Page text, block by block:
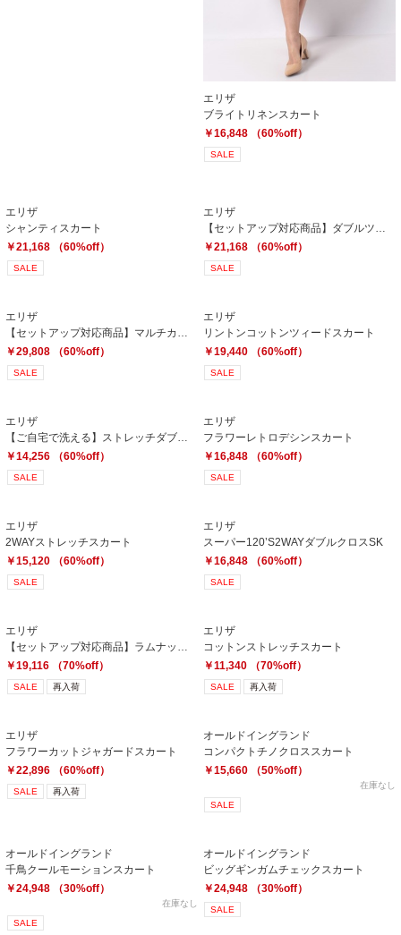
エリザ
ブライトリネンスカート
￥16,848 （60%off）
SALE
エリザ
シャンティスカート
￥21,168 （60%off）
SALE
エリザ
￥21,168 （60%off）
SALE
エリザ
￥29,808 （60%off）
SALE
エリザ
リントンコットンツィードスカート
￥19,440 （60%off）
SALE
エリザ
￥14,256 （60%off）
SALE
エリザ
フラワーレトロデシンスカート
￥16,848 （60%off）
SALE
エリザ
2WAYストレッチスカート
￥15,120 （60%off）
SALE
エリザ
スーパー120’S2WAYダブルクロスSK
￥16,848 （60%off）
SALE
エリザ
￥19,116 （70%off）
SALE 再入荷
エリザ
コットンストレッチスカート
￥11,340 （70%off）
SALE 再入荷
エリザ
フラワーカットジャガードスカート
￥22,896 （60%off）
SALE 再入荷
オールドイングランド
コンパクトチノクロススカート
￥15,660 （50%off）
在庫なし
SALE
オールドイングランド
千鳥クールモーションスカート
￥24,948 （30%off）
在庫なし
SALE
オールドイングランド
ビッグギンガムチェックスカート
￥24,948 （30%off）
SALE